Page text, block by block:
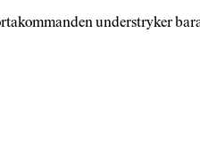
understryker